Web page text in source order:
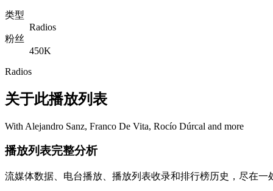
类型
Radios
粉丝
450K
Radios
关于此播放列表
With Alejandro Sanz, Franco De Vita, Rocío Dúrcal and more
播放列表完整分析
流媒体数据、电台播放、播放列表收录和排行榜历史，尽在一